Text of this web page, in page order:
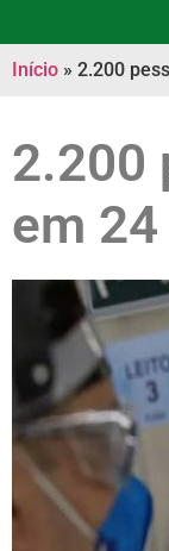
Início » 2.200
2.200
em